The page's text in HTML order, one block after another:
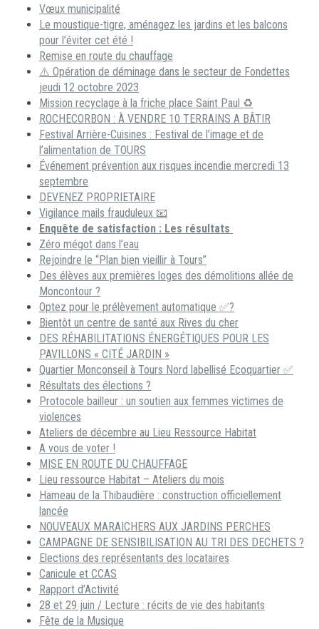
Vœux municipalité
Le moustique-tigre, aménagez les jardins et les balcons
pour l’éviter cet été !
Remise en route du chauffage
⚠️ Opération de déminage dans le secteur de Fondettes
jeudi 12 octobre 2023
Mission recyclage à la friche place Saint Paul ♻️
ROCHECORBON : À VENDRE 10 TERRAINS A BÂTIR
Festival Arrière-Cuisines : Festival de l’image et de
l’alimentation de TOURS
Événement prévention aux risques incendie mercredi 13
septembre
DEVENEZ PROPRIETAIRE
Vigilance mails frauduleux 📧
Enquête de satisfaction : Les résultats
Zéro mégot dans l’eau
Rejoindre le “Plan bien vieillir à Tours”
Des élèves aux premières loges des démolitions allée de
Moncontour ?
Optez pour le prélèvement automatique ✅?
Bientôt un centre de santé aux Rives du cher
DES RÉHABILITATIONS ÉNERGÉTIQUES POUR LES
PAVILLONS « CITÉ JARDIN »
Quartier Monconseil à Tours Nord labellisé Ecoquartier ✅
Résultats des élections ?
Protocole bailleur : un soutien aux femmes victimes de
violences
Ateliers de décembre au Lieu Ressource Habitat
A vous de voter !
MISE EN ROUTE DU CHAUFFAGE
Lieu ressource Habitat – Ateliers du mois
Hameau de la Thibaudière : construction officiellement
lancée
NOUVEAUX MARAICHERS AUX JARDINS PERCHES
CAMPAGNE DE SENSIBILISATION AU TRI DES DECHETS ?
Elections des représentants des locataires
Canicule et CCAS
Rapport d’Activité
28 et 29 juin / Lecture : récits de vie des habitants
Fête de la Musique